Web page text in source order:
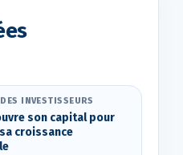
INVESTISSEURS
son capital pour
croissance